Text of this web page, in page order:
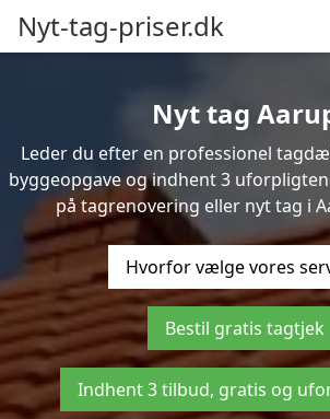
Nyt-tag-priser.dk
Nyt tag
Leder du efter en professionel
byggeopgave og indhent 3
på tagrenovering eller nyt tag i
Hvorfor vælge vores
Bestil gratis tagtjek
Indhent 3 tilbud, gratis og